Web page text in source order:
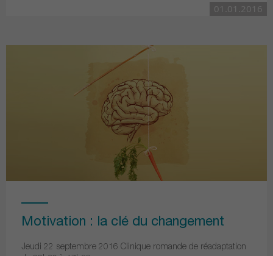
01.01.2016
Motivation : la clé du changement
Jeudi 22 septembre 2016 Clinique romande de réadaptation